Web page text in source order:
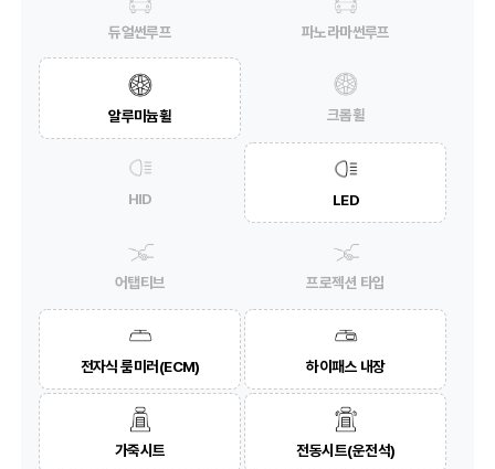
듀얼썬루프 파노라마썬루프
알루미늄휠 크롬휠
HID LED
어탭티브 프로젝션 타입
전자식 룸미러(ECM) 하이패스 내장
가죽시트 전동시트(운전석)